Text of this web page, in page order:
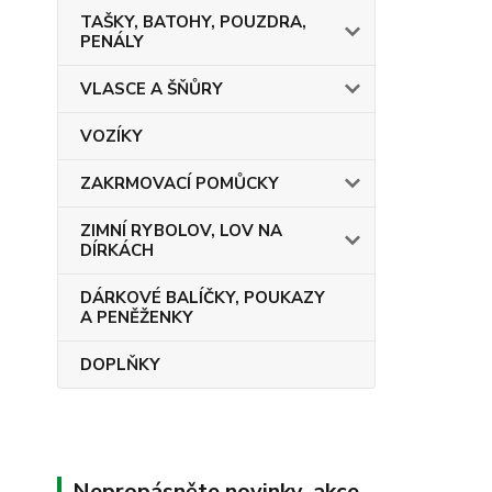
TAŠKY, BATOHY, POUZDRA,
PENÁLY
VLASCE A ŠŇŮRY
VOZÍKY
ZAKRMOVACÍ POMŮCKY
ZIMNÍ RYBOLOV, LOV NA
DÍRKÁCH
DÁRKOVÉ BALÍČKY, POUKAZY
A PENĚŽENKY
DOPLŇKY